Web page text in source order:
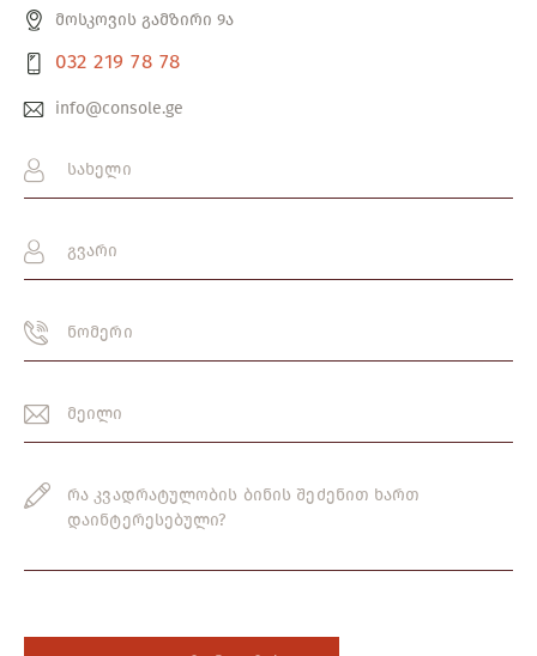
მოსკოვის გამზირი 9ა
032 219 78 78
info@console.ge